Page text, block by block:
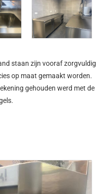
staan zijn vooraf zorgvuldig
op maat gemaakt worden.
gehouden werd met de